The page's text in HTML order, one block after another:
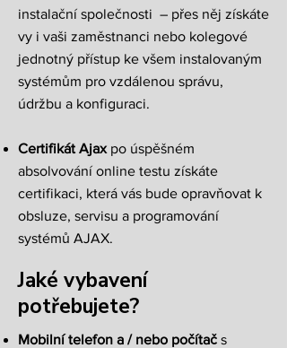
instalační společnosti – přes něj získáte
vy i vaši zaměstnanci nebo kolegové
jednotný přístup ke všem instalovaným
systémům pro vzdálenou správu,
údržbu a konfiguraci.
Certifikát Ajax po úspěšném
absolvování online testu získáte
certifikaci, která vás bude opravňovat k
obsluze, servisu a programování
systémů AJAX.
Jaké vybavení
potřebujete?
Mobilní telefon a / nebo počítač s